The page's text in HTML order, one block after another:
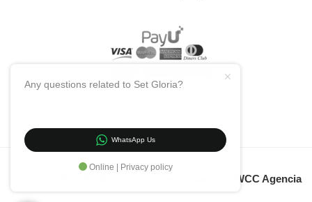
WCC Agencia
Any questions related to Set Gloria?
WhatsApp Us
Online | Privacy policy